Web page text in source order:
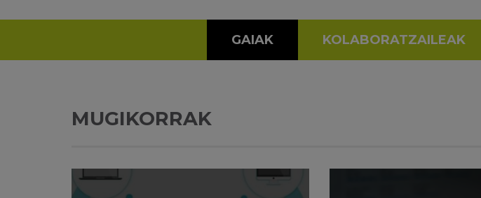
GAIAK KOLABORATZAILEAK
MUGIKORRAK